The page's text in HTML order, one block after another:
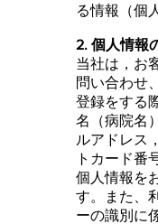
る情報（個
2. 個人情報
当社は，お
問い合わせ
登録をする
名（病院名
ルアドレス
トカード番
個人情報を
す。また、
ーの識別に